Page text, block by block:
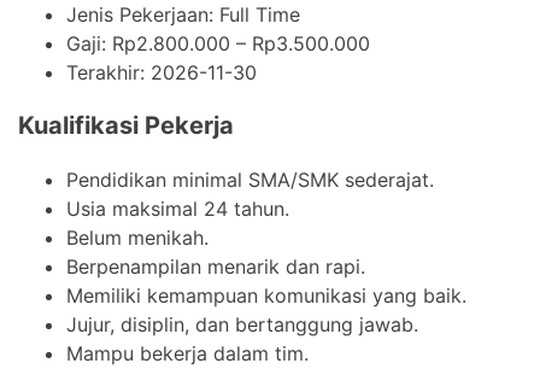
Jenis Pekerjaan: Full Time
Gaji: Rp2.800.000 – Rp3.500.000
Terakhir: 2026-11-30
Kualifikasi Pekerja
Pendidikan minimal SMA/SMK sederajat.
Usia maksimal 24 tahun.
Belum menikah.
Berpenampilan menarik dan rapi.
Memiliki kemampuan komunikasi yang baik.
Jujur, disiplin, dan bertanggung jawab.
Mampu bekerja dalam tim.